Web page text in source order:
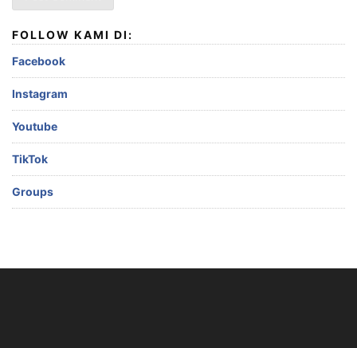
FOLLOW KAMI DI:
Facebook
Instagram
Youtube
TikTok
Groups